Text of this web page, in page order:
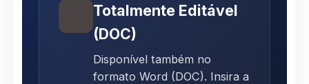
Totalmente Editável
(DOC)
Disponível também no
formato Word (DOC). Insira a